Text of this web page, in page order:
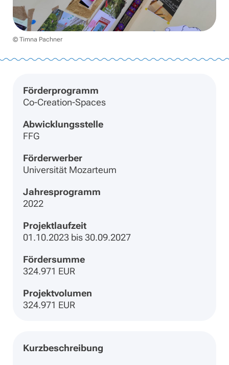
© Timna Pachner
Förderprogramm
Co-Creation-Spaces
Abwicklungsstelle
FFG
Förderwerber
Universität Mozarteum
Jahresprogramm
2022
Projektlaufzeit
01.10.2023 bis 30.09.2027
Fördersumme
324.971 EUR
Projektvolumen
324.971 EUR
Kurzbeschreibung